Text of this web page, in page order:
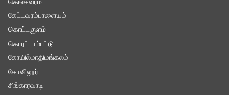
கெங்கவரம்
கேட்டவரம்பாளையம்
கொட்டகுளம்
கொரட்டாம்பட்டு
கோயில்மாதிமங்கலம்
கோவிலூர்
சிங்காரவாடி